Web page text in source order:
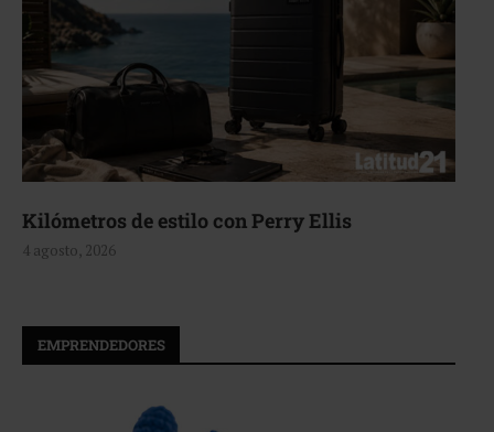
Aerie, texturas que fluyen
4 agosto, 2026
EMPRENDEDORES